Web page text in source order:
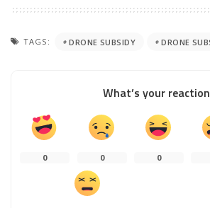
TAGS: DRONE SUBSIDY DRONE
What’s your
0 0 0